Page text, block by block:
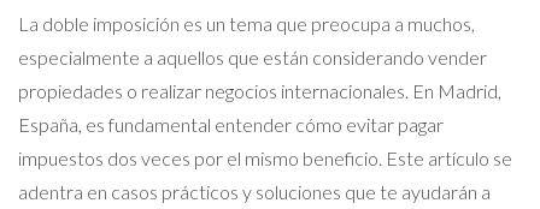
La doble imposición es un tema que preocupa a muchos,
especialmente a aquellos que están considerando vender
propiedades o realizar negocios internacionales. En Madrid,
España, es fundamental entender cómo evitar pagar
impuestos dos veces por el mismo beneficio. Este artículo se
adentra en casos prácticos y soluciones que te ayudarán a